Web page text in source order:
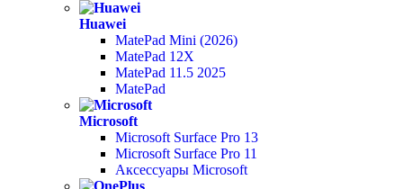
Huawei
MatePad Mini (2026)
MatePad 12X
MatePad 11.5 2025
MatePad
Microsoft
Microsoft Surface Pro 13
Microsoft Surface Pro 11
Аксессуары Microsoft